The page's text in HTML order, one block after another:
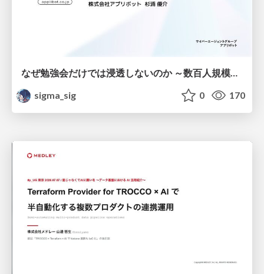
なぜ勉強会だけでは浸透しないのか ～数百人規模の組織でコーディングエージェントを当たり前にした戦略とその結果～
sigma_sig
0 170